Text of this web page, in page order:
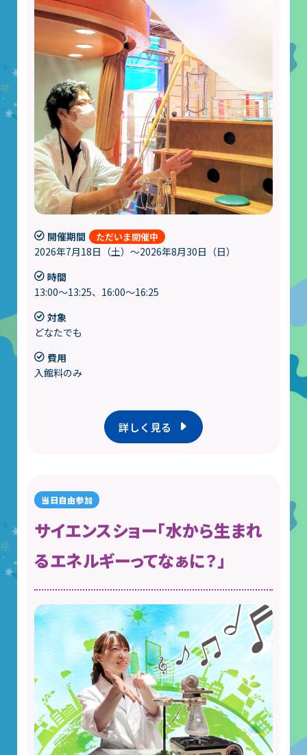
開催期間
2026年7月18日（土）～2026年8月30日（日）
時間
13:00～13:25、16:00～16:25
対象
どなたでも
費用
入館料のみ
詳しく見る
サイエンスショー「水から生まれ
るエネルギーってなぁに？」